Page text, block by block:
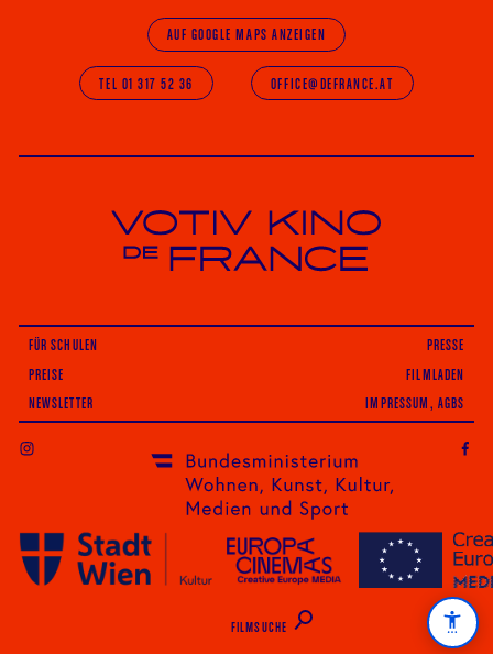
AUF GOOGLE MAPS ANZEIGEN
TEL 01 317 52 36 OFFICE@DEFRANCE.AT
Votiv Kino und Kino De France in Wien
FÜR SCHULEN
PRESSE
PREISE
FILMLADEN
NEWSLETTER IMPRESSUM, AGBS
FILMSUCHE